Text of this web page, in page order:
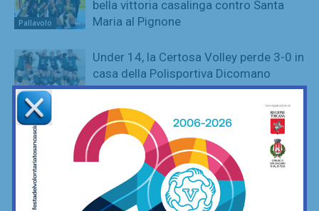
Pallavolo
bella vittoria casalinga contro Santa
Maria al Pignone
Pallavolo
Under 14, la Certosa Volley perde 3-0 in
casa della Polisportiva Dicomano
Pallavolo
Brillante vittoria casalinga per l’Under
12 della Certosa Volley, che supera (3-
0) la Stella Rossa